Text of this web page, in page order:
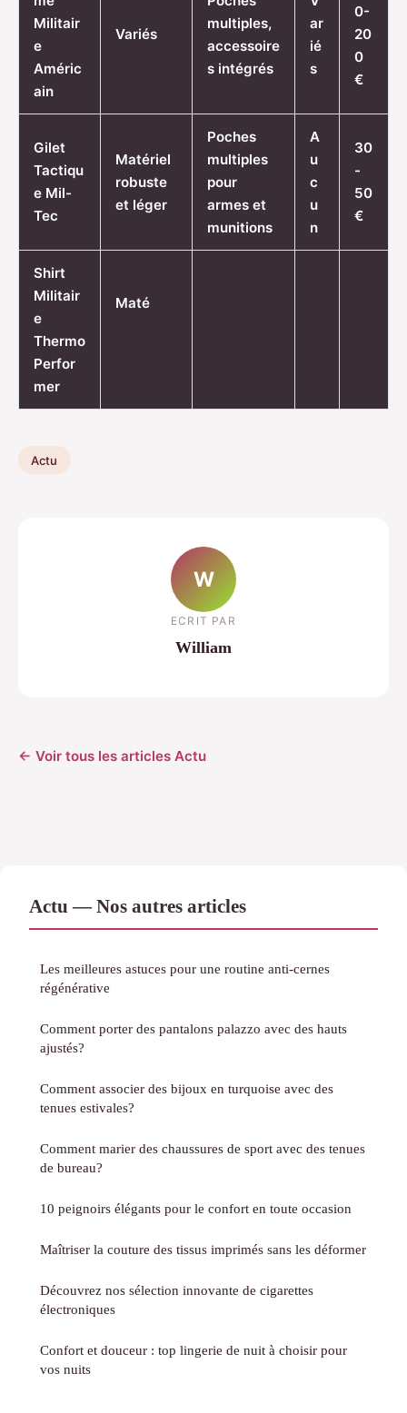
Militair
e
Améric
ain
Variés
multiples,
accessoire
s intégrés
ar
ié
s
0-
20
0
€
Gilet
Tactiqu
e Mil-
Tec
Matériel
robuste
et léger
Poches
multiples
pour
armes et
munitions
A
u
c
u
n
30
-
50
€
Shirt
Militair
e
Thermo
Perfor
mer
Maté
Actu
W
ECRIT PAR
William
← Voir tous les articles Actu
Actu — Nos autres articles
Les meilleures astuces pour une routine anti-cernes
régénérative
Comment porter des pantalons palazzo avec des hauts
ajustés?
Comment associer des bijoux en turquoise avec des
tenues estivales?
Comment marier des chaussures de sport avec des tenues
de bureau?
10 peignoirs élégants pour le confort en toute occasion
Maîtriser la couture des tissus imprimés sans les déformer
Découvrez nos sélection innovante de cigarettes
électroniques
Confort et douceur : top lingerie de nuit à choisir pour
vos nuits